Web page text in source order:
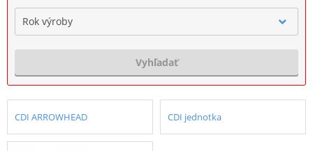
Rok výroby
Vyhľadať
CDI ARROWHEAD CDI jednotka